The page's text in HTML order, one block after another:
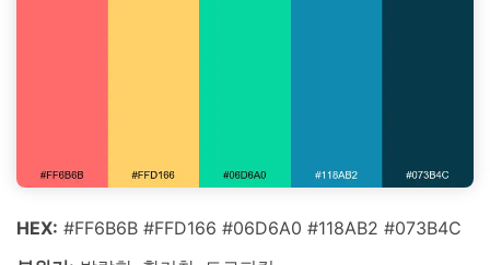
HEX: #FF6B6B #FFD166 #06D6A0 #118AB2 #073B4C